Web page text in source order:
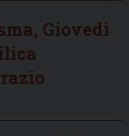
Giovedì